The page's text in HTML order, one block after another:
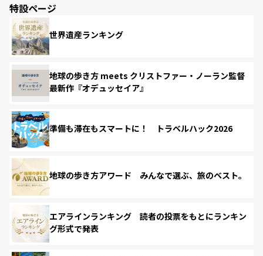
特設ページ
世界遺産ランキング
地球の歩き方 meets クリストファー・ノーラン監督
最新作『オデュッセイア』
準備も滞在もスマートに！ トラベルハック2026
地球の歩き方アワード みんなで選ぶ、旅のベスト。
エアラインランキング 読者の投票をもとにランキン
グ形式で発表